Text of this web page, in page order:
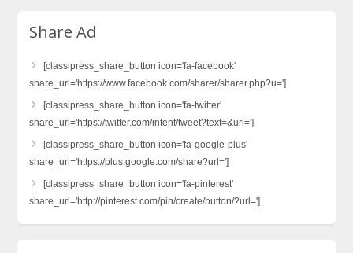
Share Ad
[classipress_share_button icon='fa-facebook'
share_url='https://www.facebook.com/sharer/sharer.php?u=']
[classipress_share_button icon='fa-twitter'
share_url='https://twitter.com/intent/tweet?text=&url=']
[classipress_share_button icon='fa-google-plus'
share_url='https://plus.google.com/share?url=']
[classipress_share_button icon='fa-pinterest'
share_url='http://pinterest.com/pin/create/button/?url=']